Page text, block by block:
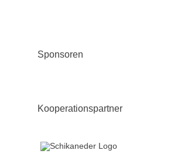
Sponsoren
Kooperationspartner